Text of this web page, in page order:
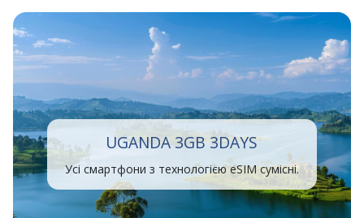
UGANDA 3GB 3DAYS
Усі смартфони з технологією eSIM сумісні.